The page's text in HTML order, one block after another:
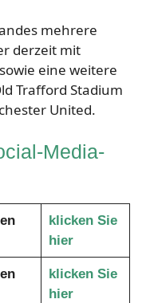
mehrere
derzeit mit
eine weitere
Trafford Stadium
United.
Media-
klicken Sie
hier
klicken Sie
hier